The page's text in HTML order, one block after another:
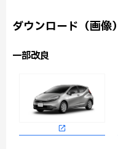
ダウンロード（画像）
一部改良